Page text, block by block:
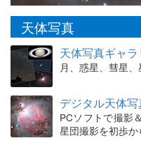
天体写真
天体写真ギャラ
月、惑星、彗星
デジタル天体
PCソフトで撮影
星団撮影を初歩